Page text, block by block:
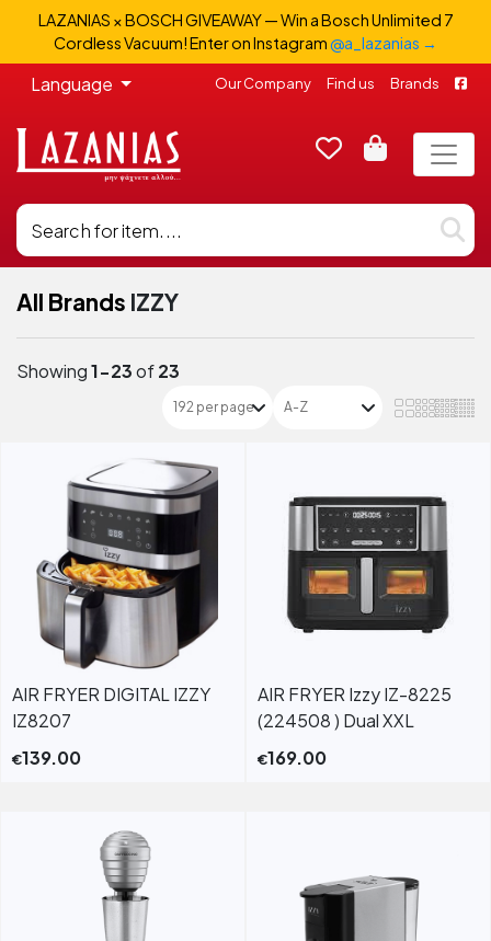
LAZANIAS × BOSCH GIVEAWAY — Win a Bosch Unlimited 7
Cordless Vacuum! Enter on Instagram@a_lazanias →
Language Our Company Find us Brands
All Brands IZZY
Showing1-23of23
AIR FRYER DIGITAL IZZY
IZ8207
€139.00
AIR FRYER Izzy IZ-8225
(224508 ) Dual XXL
€169.00